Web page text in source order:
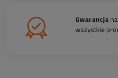
Gwarancjana
wszystkie